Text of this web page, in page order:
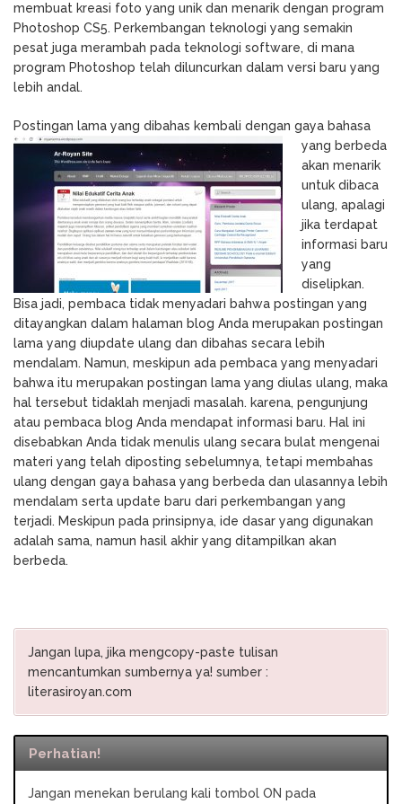
membuat kreasi foto yang unik dan menarik dengan program
Photoshop CS5. Perkembangan teknologi yang semakin
pesat juga merambah pada teknologi software, di mana
program Photoshop telah diluncurkan dalam versi baru yang
lebih andal.
Postingan lama yang dibahas kembali dengan gaya bahasa
yang berbeda
akan menarik
untuk dibaca
ulang, apalagi
jika terdapat
informasi baru
yang
diselipkan.
Bisa jadi, pembaca tidak menyadari bahwa postingan yang
ditayangkan dalam halaman blog Anda merupakan postingan
lama yang diupdate ulang dan dibahas secara lebih
mendalam. Namun, meskipun ada pembaca yang menyadari
bahwa itu merupakan postingan lama yang diulas ulang, maka
hal tersebut tidaklah menjadi masalah. karena, pengunjung
atau pembaca blog Anda mendapat informasi baru. Hal ini
disebabkan Anda tidak menulis ulang secara bulat mengenai
materi yang telah diposting sebelumnya, tetapi membahas
ulang dengan gaya bahasa yang berbeda dan ulasannya lebih
mendalam serta update baru dari perkembangan yang
terjadi. Meskipun pada prinsipnya, ide dasar yang digunakan
adalah sama, namun hasil akhir yang ditampilkan akan
berbeda.
Jangan lupa, jika mengcopy-paste tulisan
mencantumkan sumbernya ya! sumber :
literasiroyan.com
Perhatian!
Jangan menekan berulang kali tombol ON pada